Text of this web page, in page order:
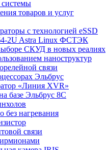
товаров и услуг
с технологией eSSD
2U Astra Linux ФСТЭК
СКУД в новых реалиях
наноструктур
связи
Эльбрус
«Линия XVR»
базе Эльбрус 8С
без нагревания
связи